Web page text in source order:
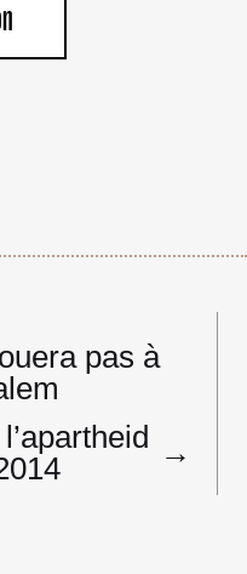
pas à
→